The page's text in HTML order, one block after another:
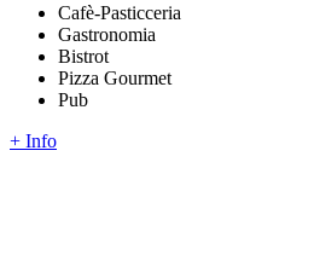
Cafè-Pasticceria
Gastronomia
Bistrot
Pizza Gourmet
Pub
+ Info